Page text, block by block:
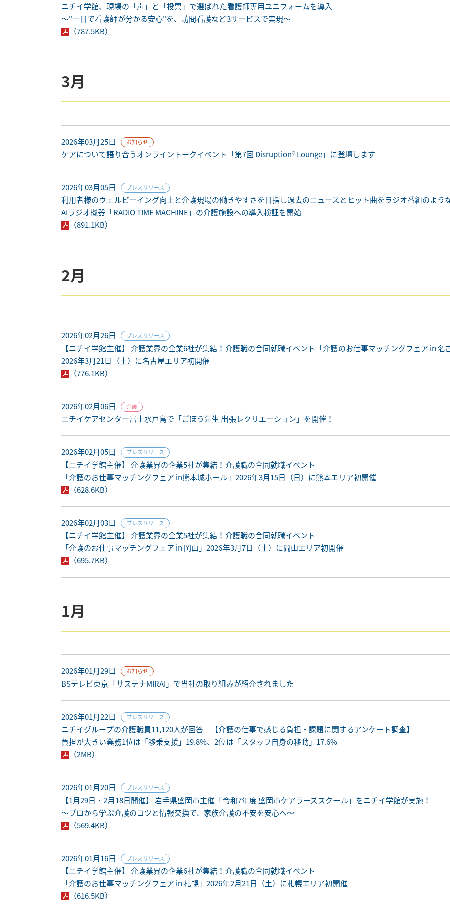
ニチイ学館、現場の「声」と「投票」で選ばれた看護師専用ユニフォームを導入
～"一目で看護師が分かる安心"を、訪問看護など3サービスで実現～
（787.5KB）
3月
2026年03月25日 お知らせ
ケアについて語り合うオンライントークイベント「第7回 Disruption® Lounge」に登壇します
2026年03月05日 プレスリリース
利用者様のウェルビーイング向上と介護現場の働きやすさを目指し過去のニュースとヒット曲をラジオ番組のよう
AIラジオ機器「RADIO TIME MACHINE」の介護施設への導入検証を開始
（891.1KB）
2月
2026年02月26日 プレスリリース
【ニチイ学館主催】 介護業界の企業6社が集結！介護職の合同就職イベント「介護のお仕事マッチングフェア in 名
2026年3月21日（土）に名古屋エリア初開催
（776.1KB）
2026年02月06日 介護
ニチイケアセンター富士水戸島で「ごぼう先生 出張レクリエーション」を開催！
2026年02月05日 プレスリリース
【ニチイ学館主催】 介護業界の企業5社が集結！介護職の合同就職イベント
「介護のお仕事マッチングフェア in熊本城ホール」2026年3月15日（日）に熊本エリア初開催
（628.6KB）
2026年02月03日 プレスリリース
【ニチイ学館主催】 介護業界の企業5社が集結！介護職の合同就職イベント
「介護のお仕事マッチングフェア in 岡山」2026年3月7日（土）に岡山エリア初開催
（695.7KB）
1月
2026年01月29日 お知らせ
BSテレビ東京「サステナMIRAI」で当社の取り組みが紹介されました
2026年01月22日 プレスリリース
ニチイグループの介護職員11,120人が回答 【介護の仕事で感じる負担・課題に関するアンケート調査】
負担が大きい業務1位は「移乗支援」19.8%、2位は「スタッフ自身の移動」17.6%
（2MB）
2026年01月20日 プレスリリース
【1月29日・2月18日開催】 岩手県盛岡市主催「令和7年度 盛岡市ケアラーズスクール」をニチイ学館が実施！
～プロから学ぶ介護のコツと情報交換で、家族介護の不安を安心へ～
（569.4KB）
2026年01月16日 プレスリリース
【ニチイ学館主催】 介護業界の企業6社が集結！介護職の合同就職イベント
「介護のお仕事マッチングフェア in 札幌」2026年2月21日（土）に札幌エリア初開催
（616.5KB）